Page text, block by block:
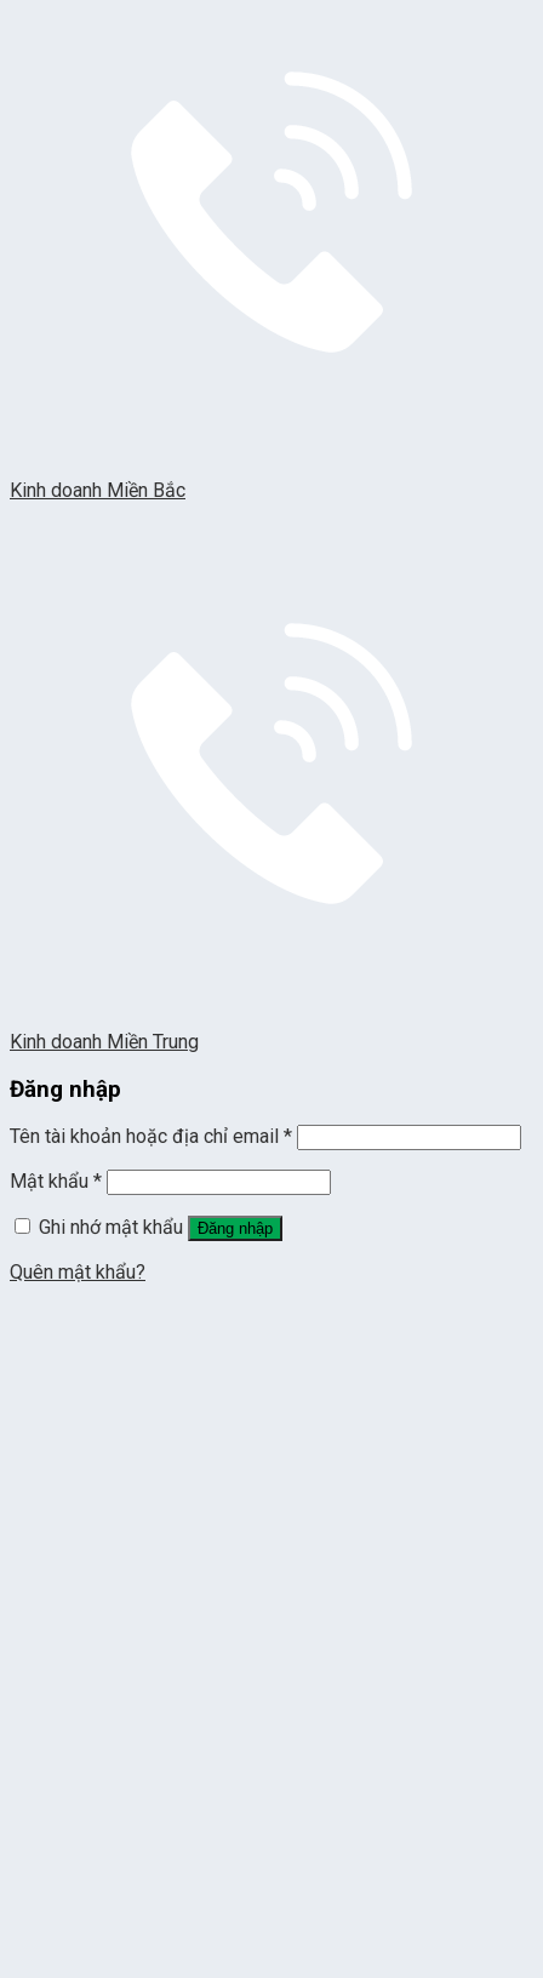
Kinh doanh Miền Bắc
Kinh doanh Miền Trung
Đăng nhập
Tên tài khoản hoặc địa chỉ email *
Mật khẩu *
Ghi nhớ mật khẩu
Đăng nhập
Quên mật khẩu?